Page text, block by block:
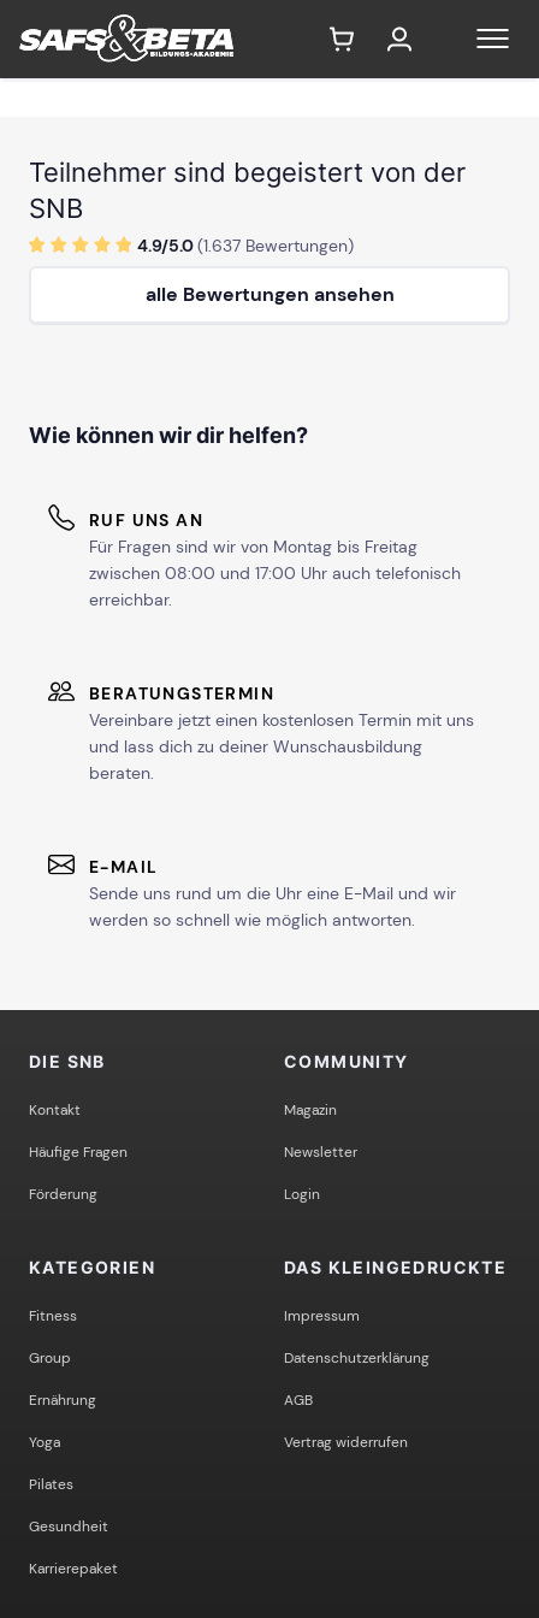
Teilnehmer sind begeistert von der
SNB
4.9/5.0(1.637 Bewertungen)
alle Bewertungen ansehen
Wie können wir dir helfen?
RUF UNS AN
Für Fragen sind wir von Montag bis Freitag
zwischen 08:00 und 17:00 Uhr auch telefonisch
erreichbar.
BERATUNGSTERMIN
Vereinbare jetzt einen kostenlosen Termin mit uns
und lass dich zu deiner Wunschausbildung
beraten.
E-MAIL
Sende uns rund um die Uhr eine E-Mail und wir
werden so schnell wie möglich antworten.
DIE SNB
Kontakt
Häufige Fragen
Förderung
COMMUNITY
Magazin
Newsletter
Login
KATEGORIEN
Fitness
Group
Ernährung
Yoga
Pilates
Gesundheit
Karrierepaket
DAS KLEINGEDRUCKTE
Impressum
Datenschutzerklärung
AGB
Vertrag widerrufen